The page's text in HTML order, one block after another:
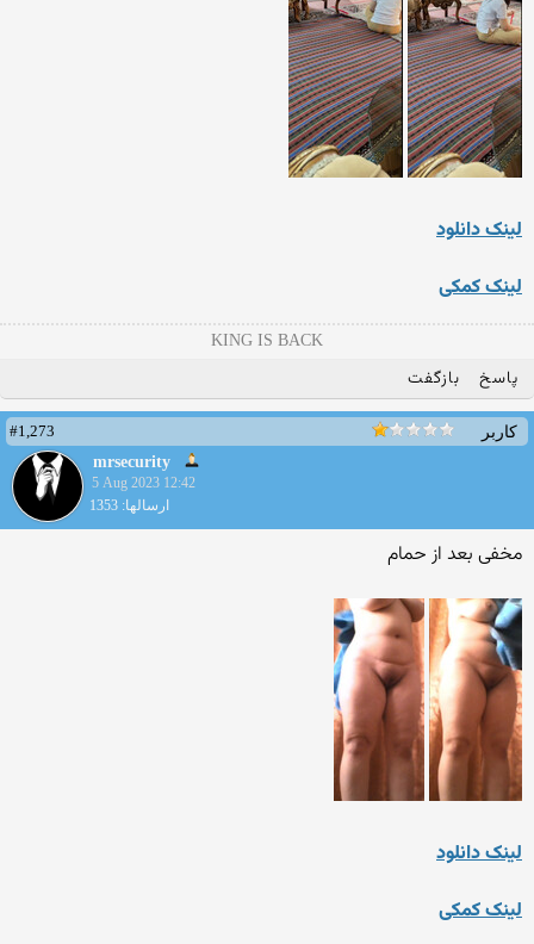
لینک دانلود
لینک کمکی
KING IS BACK
پاسخ بازگفت
کاربر
#1,273
mrsecurity
5 Aug 2023 12:42
ارسالها: 1353
مخفی بعد از حمام
لینک دانلود
لینک کمکی